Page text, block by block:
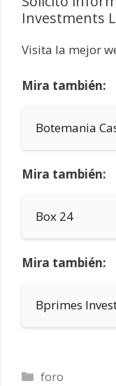
Investments
Visita la mejor
Mira también:
Botemania
Mira también:
Box 24
Mira también:
Bprimes
Categorías
foro